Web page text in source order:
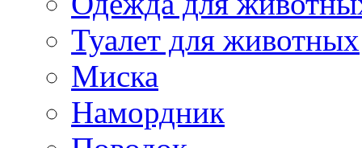
Туалет для животных
Миска
Намордник